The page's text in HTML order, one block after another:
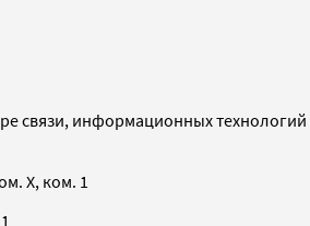
связи, информационных
X, ком. 1